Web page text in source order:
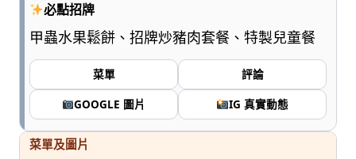
用，
媽
和
孩
子
必點招牌
甲蟲水果鬆餅、招牌炒豬肉套餐、特製兒童餐
菜單
評論
GOOGLE 圖片
IG 真實動態
菜單及圖片